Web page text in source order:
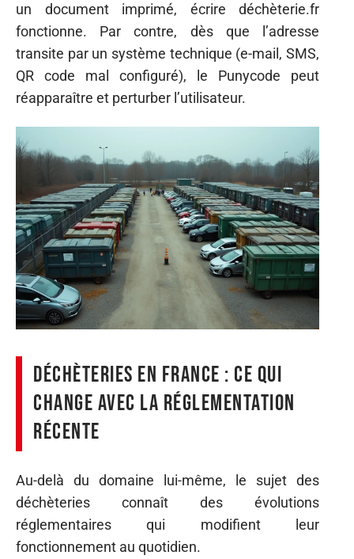
un document imprimé, écrire déchèterie.fr
fonctionne. Par contre, dès que l’adresse
transite par un système technique (e-mail, SMS,
QR code mal configuré), le Punycode peut
réapparaître et perturber l’utilisateur.
Déchèteries en France : ce qui
change avec la réglementation
récente
Au-delà du domaine lui-même, le sujet des
déchèteries connaît des évolutions
réglementaires qui modifient leur
fonctionnement au quotidien.